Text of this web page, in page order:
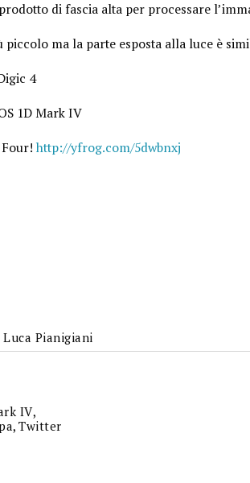
di fascia alta per processare
piccolo ma la parte esposta alla luce è
4
1D Mark IV
Four!http://yfrog.com/5dwbnxj
Luca Pianigiani
IV,
,Twitter